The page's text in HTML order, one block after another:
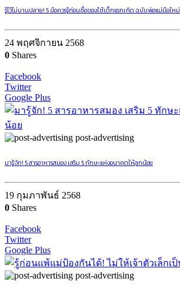
รู้ไว้ไม่บานปลาย! 5 ข้อควรรู้ก่อนซื้อของใช้เด็กแรกเกิด ฉบับพ่อแม่มือใหม่
24 พฤศจิกายน 2568
0 Shares
Facebook
Twitter
Google Plus
post-advertising
มารู้จัก! 5 สารอาหารสมอง เสริม 5 ทักษะแห่งอนาคตให้ลูกน้อย
19 กุมภาพันธ์ 2568
0 Shares
Facebook
Twitter
Google Plus
post-advertising